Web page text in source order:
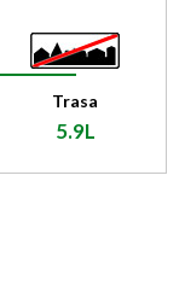
Trasa
5.9L